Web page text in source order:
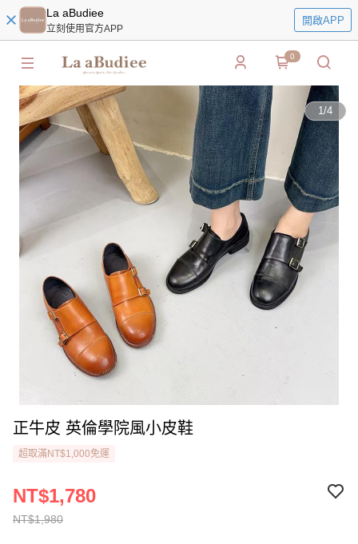
La aBudiee
立刻使用官方APP
開啟APP
0
1/4
正牛皮 英倫學院風小皮鞋
超取滿NT$1,000免運
NT$1,980
NT$1,780